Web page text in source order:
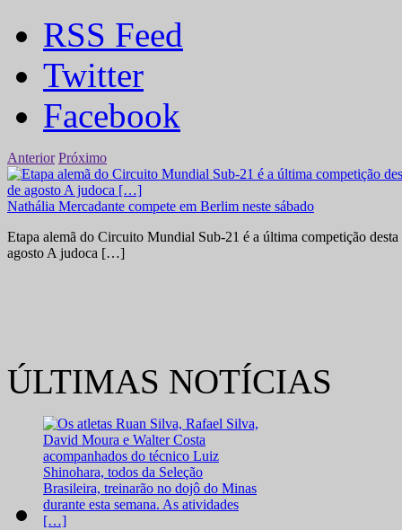
RSS Feed
Twitter
Facebook
Anterior Próximo
Nathália Mercadante compete em Berlim neste sábado
Etapa alemã do Circuito Mundial Sub-21 é a última competição
agosto A judoca […]
ÚLTIMAS NOTÍCIAS